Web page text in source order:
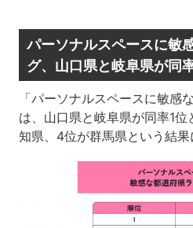
パーソナルスペースに敏
グ、山口県と岐阜県が同
「パーソナルスペースに敏感
は、山口県と岐阜県が同率1
知県、4位が群馬県という結果